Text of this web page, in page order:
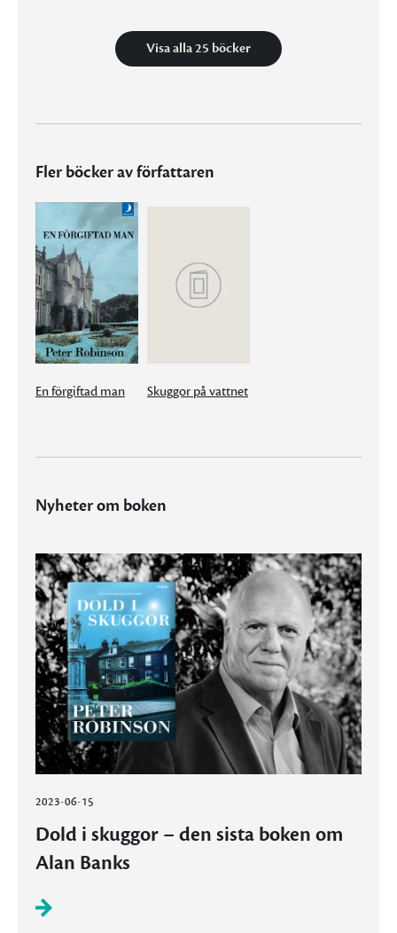
Visa alla 25 böcker
Fler böcker av författaren
En förgiftad man Skuggor på vattnet
Nyheter om boken
2023-06-15
Dold i skuggor – den sista boken om
Alan Banks